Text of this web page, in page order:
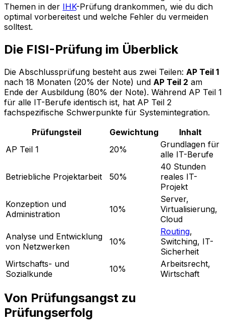
Themen in der IHK-Prüfung drankommen, wie du dich
optimal vorbereitest und welche Fehler du vermeiden
solltest.
Die FISI-Prüfung im Überblick
Die Abschlussprüfung besteht aus zwei Teilen: AP Teil 1
nach 18 Monaten (20% der Note) und AP Teil 2 am
Ende der Ausbildung (80% der Note). Während AP Teil 1
für alle IT-Berufe identisch ist, hat AP Teil 2
fachspezifische Schwerpunkte für Systemintegration.
Prüfungsteil
Gewichtung
Inhalt
AP Teil 1
20%
Grundlagen für
alle IT-Berufe
Betriebliche Projektarbeit 50%
40 Stunden
reales IT-
Projekt
Konzeption und
Administration
10%
Server,
Virtualisierung,
Cloud
Analyse und Entwicklung
von Netzwerken
10%
Routing,
Switching, IT-
Sicherheit
Wirtschafts- und
Sozialkunde
10%
Arbeitsrecht,
Wirtschaft
Von Prüfungsangst zu
Prüfungserfolg